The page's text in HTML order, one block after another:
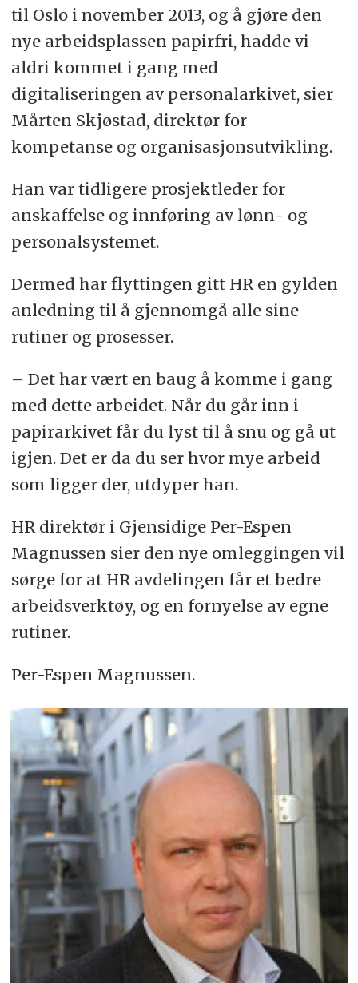
til Oslo i november 2013, og å gjøre den
nye arbeidsplassen papirfri, hadde vi
aldri kommet i gang med
digitaliseringen av personalarkivet, sier
Mårten Skjøstad, direktør for
kompetanse og organisasjonsutvikling.
Han var tidligere prosjektleder for
anskaffelse og innføring av lønn- og
personalsystemet.
Dermed har flyttingen gitt HR en gylden
anledning til å gjennomgå alle sine
rutiner og prosesser.
– Det har vært en baug å komme i gang
med dette arbeidet. Når du går inn i
papirarkivet får du lyst til å snu og gå ut
igjen. Det er da du ser hvor mye arbeid
som ligger der, utdyper han.
HR direktør i Gjensidige Per-Espen
Magnussen sier den nye omleggingen vil
sørge for at HR avdelingen får et bedre
arbeidsverktøy, og en fornyelse av egne
rutiner.
Per-Espen Magnussen.